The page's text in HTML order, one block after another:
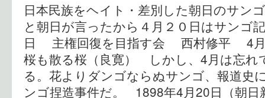
日本民族をヘイト・差別した朝日のサン
と朝日が言ったから４月２０日はサンゴ
日 主権回復を目指す会 西村修平 4月
桜も散る桜（良寛） しかし、4月は忘れ
る。花よりダンゴならぬサンゴ、報道史
ンゴ捏造事件だ。 1898年4月20日（朝日